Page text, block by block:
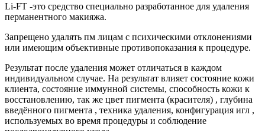
Li-FT -это средство специально разработанное для удаления
перманентного макияжа.
Запрещено удалять пм лицам с психическими отклонениями
или имеющим объективные противопоказания к процедуре.
Результат после удаления может отличаться в каждом
индивидуальном случае. На результат влияет состояние кожи
клиента, состояние иммунной системы, способность кожи к
восстановлению, так же цвет пигмента (красителя) , глубина
введённого пигмента , техника удаления, конфигурация игл ,
используемых во время процедуры и соблюдение